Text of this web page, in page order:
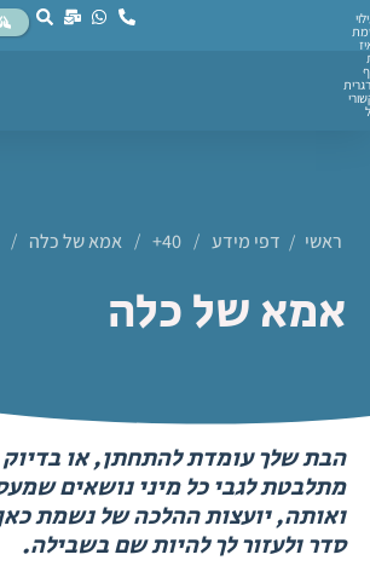
ראשי / דפי מידע /
40+
/ אמא של כלה /
אמא של כלה
הבת שלך עומדת להתחתן, או
מתלבטת לגבי כל מיני נושאים
ואותה, יועצות ההלכה של נשמת
סדר ולעזור לך להיות שם בשבילה.